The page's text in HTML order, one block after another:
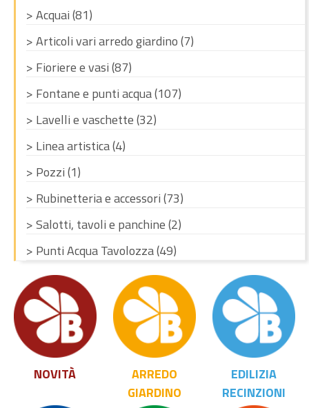
> Acquai (81)
> Articoli vari arredo giardino (7)
> Fioriere e vasi (87)
> Fontane e punti acqua (107)
> Lavelli e vaschette (32)
> Linea artistica (4)
> Pozzi (1)
> Rubinetteria e accessori (73)
> Salotti, tavoli e panchine (2)
> Punti Acqua Tavolozza (49)
NOVITÀ
ARREDO
GIARDINO
EDILIZIA
RECINZIONI